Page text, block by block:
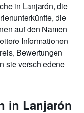
in Lanjarón, die
die
auf den Namen
Informationen
Bewertungen
sie verschiedene
in Lanjarón